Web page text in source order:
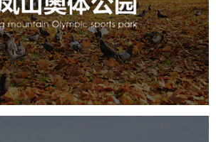
公园 AI人工智能
智慧公园
智能步道 智能大数据平台
AR太极
智能体测